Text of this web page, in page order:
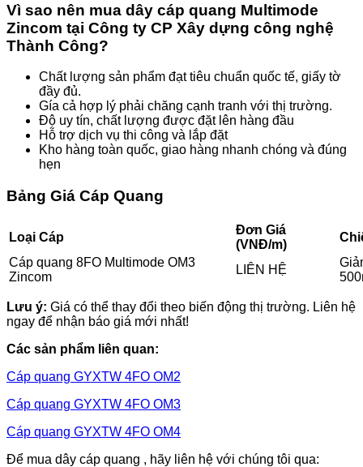
Vì sao nên mua dây cáp quang Multimode
Zincom tại Công ty CP Xây dựng công nghệ
Thành Công?
Chất lượng sản phẩm đạt tiêu chuẩn quốc tế, giấy tờ
đầy đủ.
Gía cả hợp lý phải chăng cạnh tranh với thị trường.
Độ uy tín, chất lượng được đặt lên hàng đầu
Hỗ trợ dịch vụ thi công và lắp đặt
Kho hàng toàn quốc, giao hàng nhanh chóng và đúng
hẹn
Bảng Giá Cáp Quang
Loại Cáp
Đơn Giá
(VNĐ/m)
Cáp quang 8FO Multimode OM3
Zincom
LIÊN HỆ
Lưu ý: Giá có thể thay đổi theo biến động thị trường. Liên hệ
ngay để nhận báo giá mới nhất!
Các sản phẩm liên quan:
Cáp quang GYXTW 4FO OM2
Cáp quang GYXTW 4FO OM3
Cáp quang GYXTW 4FO OM4
Để mua dây cáp quang , hãy liên hệ với chúng tôi qua: